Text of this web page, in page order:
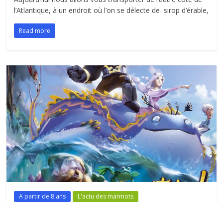
l’Atlantique, à un endroit où l’on se délecte de sirop d’érable,
Read more
A partir de 8 ans L'actu des marmots